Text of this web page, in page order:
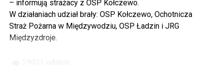
przejechały już otwartym tunelem w Świnoujściu,
przyjechało tutaj do nas tak wielu turystów z zagranicy
– powiedział Wiceprezes PiS Joachim Brudziński w
– informują strażacy z OSP Kołczewo.
W działaniach udział brały: OSP Kołczewo, Ochotnicza
Straż Pożarna w Międzywodziu, OSP Ładzin i JRG
Międzyzdroje.